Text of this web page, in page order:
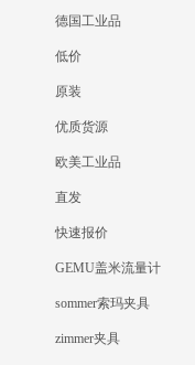
德国工业品
低价
原装
优质货源
欧美工业品
直发
快速报价
GEMU盖米流量计
sommer索玛夹具
zimmer夹具